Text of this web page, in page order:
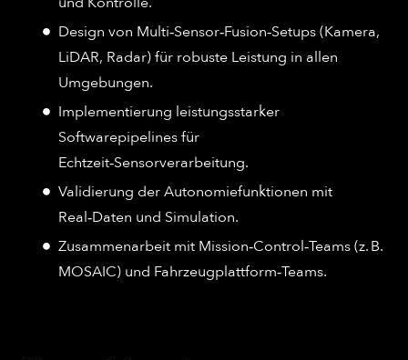
Design von Multi‑Sensor‑Fusion‑Setups (Kamera,
LiDAR, Radar) für robuste Leistung in allen
Umgebungen.
Implementierung leistungsstarker
Softwarepipelines für
Echtzeit‑Sensorverarbeitung.
Validierung der Autonomiefunktionen mit
Real‑Daten und Simulation.
Zusammenarbeit mit Mission‑Control‑Teams (z. B.
MOSAIC) und Fahrzeugplattform‑Teams.